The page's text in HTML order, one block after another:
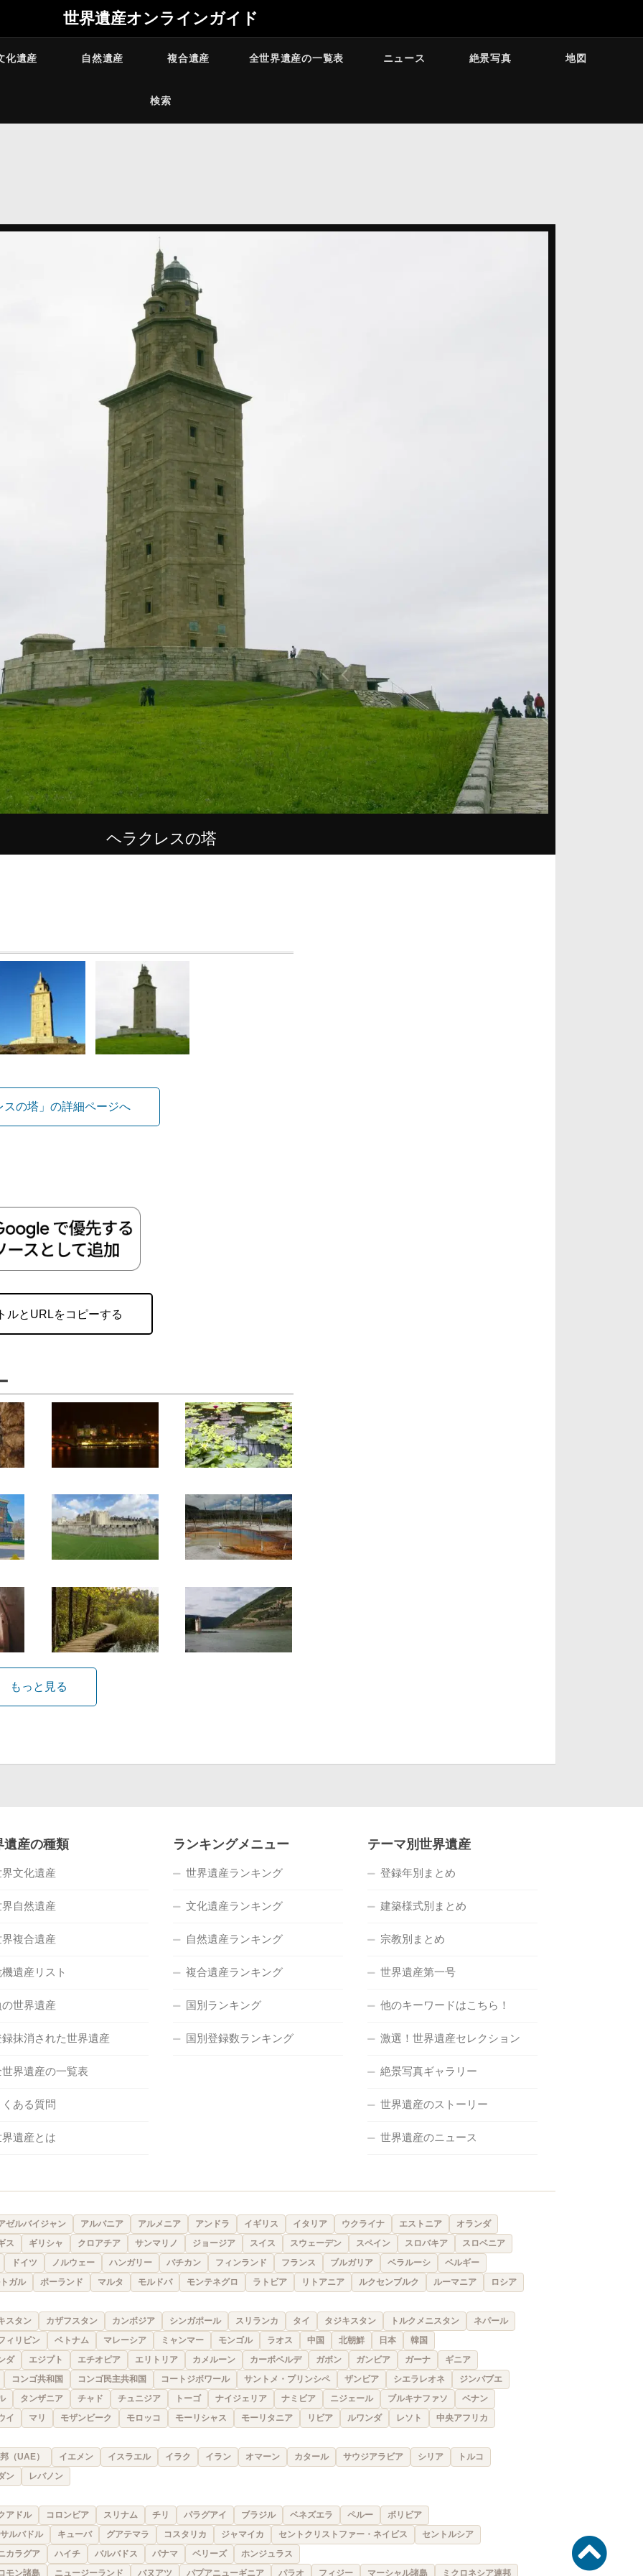
世界遺産オンラインガイド
化遺産 自然遺産 複合遺産 全世界遺産の一覧表 ニュース 絶景写真 地図
検索
ヘラクレスの塔
スの塔」の詳細ページへ
ルとURLをコピーする
もっと見る
遺産の種類
文化遺産
自然遺産
複合遺産
遺産リスト
世界遺産
録抹消された世界遺産
世界遺産の一覧表
ある質問
遺産とは
ランキングメニュー
世界遺産ランキング
文化遺産ランキング
自然遺産ランキング
複合遺産ランキング
国別ランキング
国別登録数ランキング
テーマ別世界遺産
登録年別まとめ
建築様式別まとめ
宗教別まとめ
世界遺産第一号
他のキーワードはこちら！
激選！世界遺産セレクション
絶景写真ギャラリー
世界遺産のストーリー
世界遺産のニュース
ゼルバイジャン アルバニア アルメニア アンドラ イギリス イタリア ウクライナ エストニア
オランダ
ス
ギリシャ クロアチア サンマリノ ジョージア スイス スウェーデン スペイン スロバキア
スロベニア
ドイツ
ノルウェー ハンガリー バチカン フィンランド フランス ブルガリア ベラルーシ
ベルギー
ガル
ポーランド マルタ モルドバ モンテネグロ ラトビア リトアニア ルクセンブルク ルーマニア ロシア
スタン カザフスタン カンボジア シンガポール スリランカ タイ タジキスタン トルクメニスタン
ネパール
ィリピン
ベトナム マレーシア ミャンマー モンゴル ラオス 中国 北朝鮮 日本
韓国
ダ
エジプト エチオピア エリトリア カメルーン カーボベルデ ガボン ガンビア ガーナ
ギニア
コンゴ共和国
コンゴ民主共和国 コートジボワール サントメ・プリンシペ ザンビア シエラレオネ
ジンバブエ
タンザニア チャド チュニジア トーゴ ナイジェリア ナミビア ニジェール ブルキナファソ
ベナン
イ
マリ モザンビーク モロッコ モーリシャス モーリタニア リビア ルワンダ レソト 中央アフリカ
（UAE） イエメン イスラエル イラク イラン オマーン カタール サウジアラビア シリア
トルコ
ン
レバノン
アドル コロンビア スリナム チリ パラグアイ ブラジル ベネズエラ ペルー
ボリビア
ルバドル
キューバ グアテマラ コスタリカ ジャマイカ セントクリストファー・ネイビス
セントルシア
カラグア
ハイチ バルバドス パナマ ベリーズ
ホンジュラス
モン諸島
ニュージーランド バヌアツ パプアニューギニア パラオ フィジー マーシャル諸島 ミクロネシア連邦